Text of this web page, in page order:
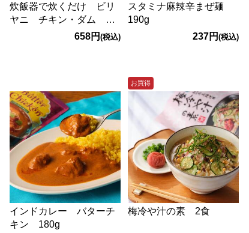
炊飯器で炊くだけ ビリ
ヤニ チキン・ダム
658円(税込)
スタミナ麻辣辛まぜ麺
190g
237円 (税込)
インドカレー バターチ
キン 180g
お買得
梅冷や汁の素 2食